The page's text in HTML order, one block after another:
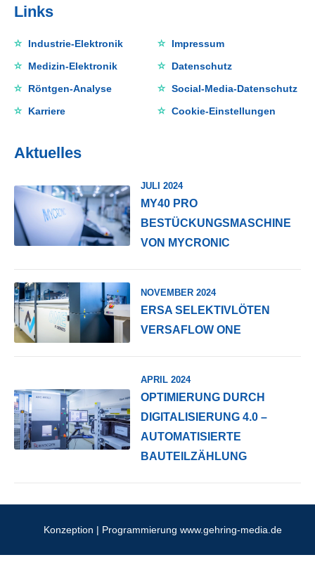
Links
Industrie-Elektronik
Impressum
Medizin-Elektronik
Datenschutz
Röntgen-Analyse
Social-Media-Datenschutz
Karriere
Cookie-Einstellungen
Aktuelles
JULI 2024
MY40 PRO
BESTÜCKUNGSMASCHINE
VON MYCRONIC
NOVEMBER 2024
ERSA SELEKTIVLÖTEN
VERSAFLOW ONE
APRIL 2024
OPTIMIERUNG DURCH
DIGITALISIERUNG 4.0 –
AUTOMATISIERTE
BAUTEILZÄHLUNG
Konzeption | Programmierung www.gehring-media.de